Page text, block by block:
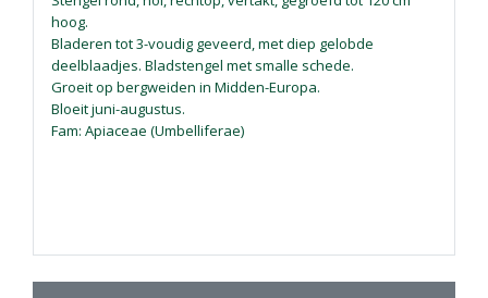
hoog.
Bladeren tot 3-voudig geveerd, met diep gelobde
deelblaadjes. Bladstengel met smalle schede.
Groeit op bergweiden in Midden-Europa.
Bloeit juni-augustus.
Fam: Apiaceae (Umbelliferae)